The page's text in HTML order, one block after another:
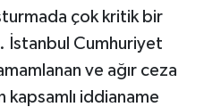
çok kritik bir
İstanbul Cumhuriyet
ve ağır ceza
iddianame